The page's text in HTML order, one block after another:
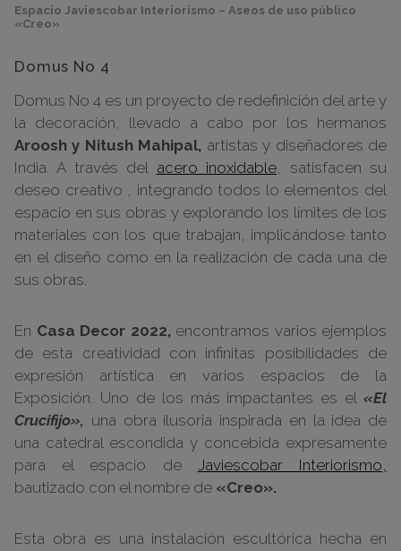
Espacio Javiescobar Interiorismo – Aseos de uso público
«Creo»
Domus No 4
Domus No 4 es un proyecto de redefinición del arte y
la decoración, llevado a cabo por los hermanos
Aroosh y Nitush Mahipal, artistas y diseñadores de
India. A través del acero inoxidable, satisfacen su
deseo creativo , integrando todos lo elementos del
espacio en sus obras y explorando los límites de los
materiales con los que trabajan, implicándose tanto
en el diseño como en la realización de cada una de
sus obras.
En Casa Decor 2022,encontramos varios ejemplos
de esta creatividad con infinitas posibilidades de
expresión artística en varios espacios de la
Exposición. Uno de los más impactantes es el «El
Crucifijo», una obra ilusoria inspirada en la idea de
una catedral escondida y concebida expresamente
para el espacio de Javiescobar Interiorismo,
bautizado con el nombre de «Creo».
Esta obra es una instalación escultórica hecha en